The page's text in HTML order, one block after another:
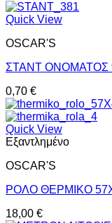
Quick View
OSCAR'S
ΣΤΑΝΤ ΟΝΟΜΑΤΟΣ
0,70 €
Quick View
Εξαντλημένο
OSCAR'S
ΡΟΛΟ ΘΕΡΜΙΚΟ
18,00 €